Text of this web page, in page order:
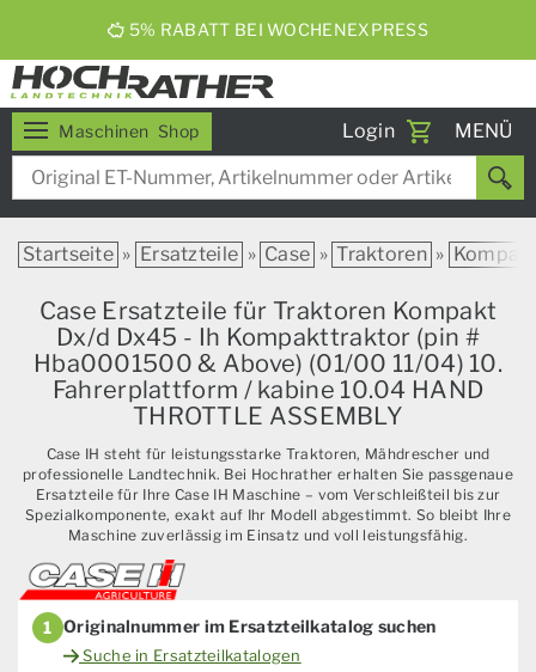
5% RABATT BEI WOCHENEXPRESS
Maschinen Shop Login
Toggle
MENÜ
Startseite » Ersatzteile » Case » Traktoren »
Case Ersatzteile für Traktoren Kompakt
Dx/d Dx45 - Ih Kompakttraktor (pin #
Hba0001500 & Above) (01/00 11/04) 10.
Fahrerplattform / kabine 10.04 HAND
THROTTLE ASSEMBLY
Case IH steht für leistungsstarke Traktoren, Mähdrescher und
professionelle Landtechnik. Bei Hochrather erhalten Sie passgenaue
Ersatzteile für Ihre Case IH Maschine – vom Verschleißteil bis zur
Spezialkomponente, exakt auf Ihr Modell abgestimmt. So bleibt Ihre
Maschine zuverlässig im Einsatz und voll leistungsfähig.
1 Originalnummer im Ersatzteilkatalog suchen
Suche in Ersatzteilkatalogen